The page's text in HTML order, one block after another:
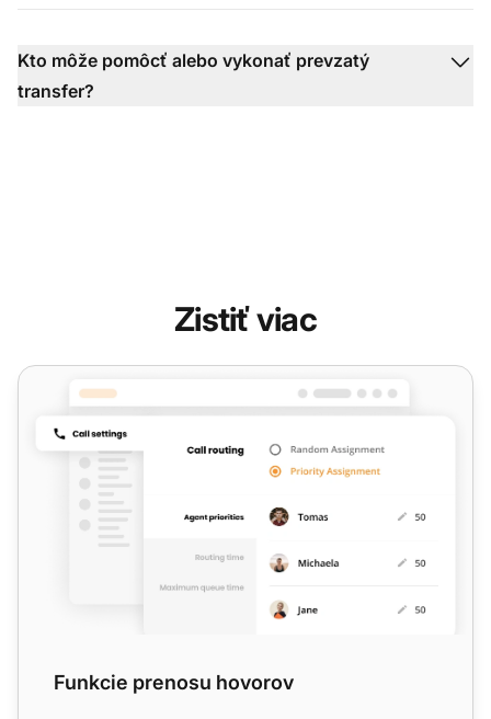
Kto môže pomôcť alebo vykonať prevzatý
transfer?
Zistiť viac
Funkcie prenosu hovorov
Funkcie prenosu hovorov